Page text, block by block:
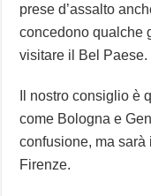
prese d’assalto
concedono qualche
visitare il Bel Paese.
Il nostro consiglio è
come Bologna e
confusione, ma
Firenze.